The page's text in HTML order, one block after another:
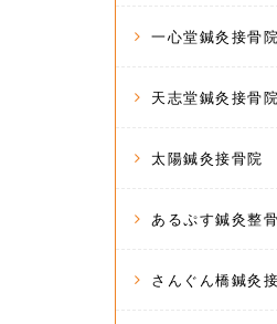
一心堂鍼灸接骨院
天志堂鍼灸接骨院
太陽鍼灸接骨院
あるぷす鍼灸整
さんぐん橋鍼灸